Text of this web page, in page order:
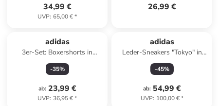
34,99 €
UVP: 65,00 €*
26,99 €
adidas
3er-Set: Boxershorts in
Schwarz/ Beige/ Blau
-35%
ab: 23,99 €
UVP: 36,95 €*
adidas
Leder-Sneakers "Tokyo" in
Creme
-45%
ab: 54,99 €
UVP: 100,00 €*